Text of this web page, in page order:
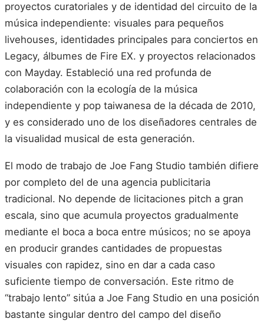
proyectos curatoriales y de identidad del circuito de la
música independiente: visuales para pequeños
livehouses, identidades principales para conciertos en
Legacy, álbumes de Fire EX. y proyectos relacionados
con Mayday. Estableció una red profunda de
colaboración con la ecología de la música
independiente y pop taiwanesa de la década de 2010,
y es considerado uno de los diseñadores centrales de
la visualidad musical de esta generación.
El modo de trabajo de Joe Fang Studio también difiere
por completo del de una agencia publicitaria
tradicional. No depende de licitaciones pitch a gran
escala, sino que acumula proyectos gradualmente
mediante el boca a boca entre músicos; no se apoya
en producir grandes cantidades de propuestas
visuales con rapidez, sino en dar a cada caso
suficiente tiempo de conversación. Este ritmo de
“trabajo lento” sitúa a Joe Fang Studio en una posición
bastante singular dentro del campo del diseño